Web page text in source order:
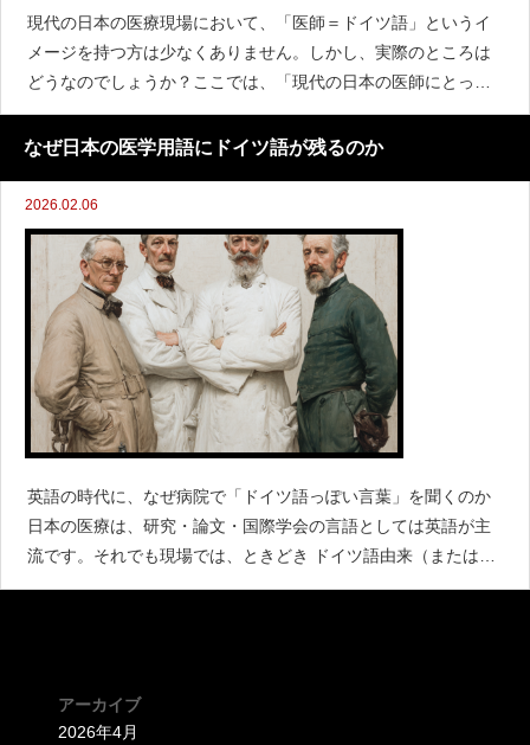
現代の日本の医療現場において、「医師＝ドイツ語」というイ
メージを持つ方は少なくありません。しかし、実際のところは
どうなのでしょうか？ここでは、「現代の日本の医師にとっ
て、ドイツ語学習は必須なのか？」というテーマで、歴史的背
景と現代のリアルを紐解いていきます。かつてドイツ語は「医
なぜ日本の医学用語にドイツ語が残るのか
2026.02.06
英語の時代に、なぜ病院で「ドイツ語っぽい言葉」を聞くのか
日本の医療は、研究・論文・国際学会の言語としては英語が主
流です。それでも現場では、ときどき ドイツ語由来（またはド
イツ語経由） の言葉が顔を出します。たとえば、退院を「エン
アーカイブ
2026年4月